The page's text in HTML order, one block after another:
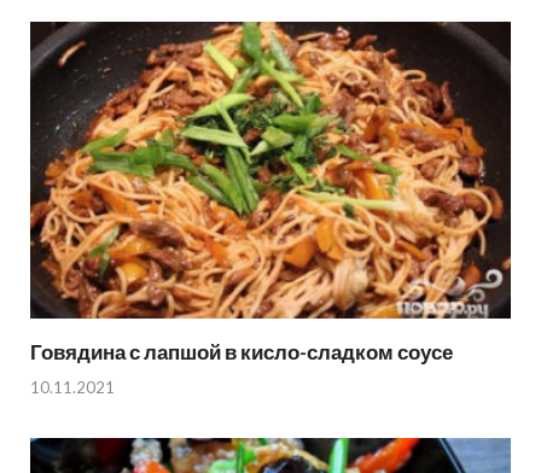
Говядина с лапшой в кисло-сладком соусе
10.11.2021